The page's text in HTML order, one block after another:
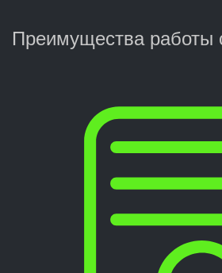
Преимущества работы